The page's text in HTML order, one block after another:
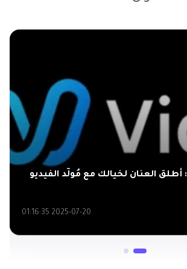
مراجعة Vidu AI: أطلق العنان لخيالك مع مُولّد الفيديو
2025-07-20 01:16:35